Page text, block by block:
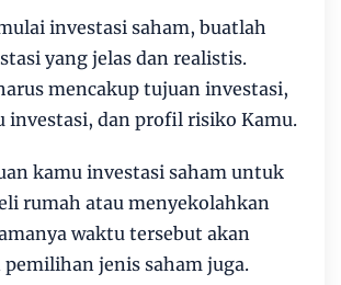
investasi saham, buatlah
yang jelas dan realistis.
mencakup tujuan investasi,
investasi, dan profil risiko Kamu.
kamu investasi saham untuk
rumah atau menyekolahkan
waktu tersebut akan
jenis saham juga.